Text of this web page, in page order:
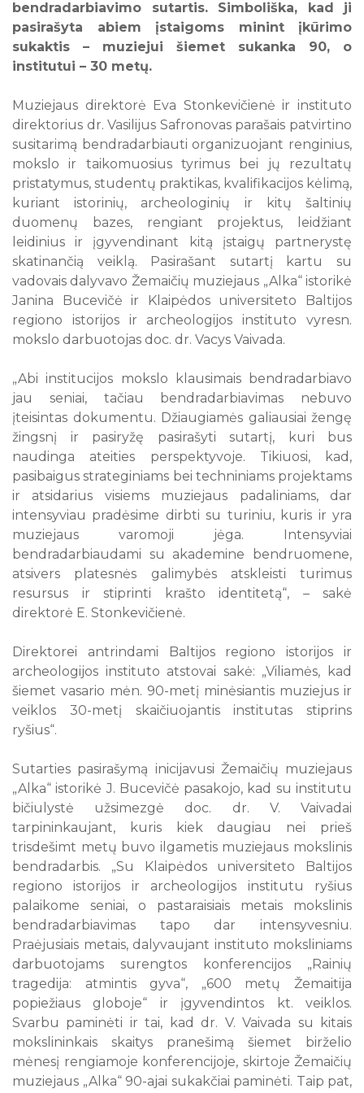
12 14 15
17 18 19 20 21 23
24 25
31
bendradarbiavimo sutartis. Simboliška, kad ji
pasirašyta abiem įstaigoms minint įkūrimo
sukaktis – muziejui šiemet sukanka 90, o
institutui – 30 metų.
Muziejaus direktorė Eva Stonkevičienė ir instituto
direktorius dr. Vasilijus Safronovas parašais patvirtino
susitarimą bendradarbiauti organizuojant renginius,
mokslo ir taikomuosius tyrimus bei jų rezultatų
pristatymus, studentų praktikas, kvalifikacijos kėlimą,
kuriant istorinių, archeologinių ir kitų šaltinių
duomenų bazes, rengiant projektus, leidžiant
leidinius ir įgyvendinant kitą įstaigų partnerystę
skatinančią veiklą. Pasirašant sutartį kartu su
vadovais dalyvavo Žemaičių muziejaus „Alka“ istorikė
Janina Bucevičė ir Klaipėdos universiteto Baltijos
regiono istorijos ir archeologijos instituto vyresn.
mokslo darbuotojas doc. dr. Vacys Vaivada.
„Abi institucijos mokslo klausimais bendradarbiavo
jau seniai, tačiau bendradarbiavimas nebuvo
įteisintas dokumentu. Džiaugiamės galiausiai žengę
žingsnį ir pasiryžę pasirašyti sutartį, kuri bus
naudinga ateities perspektyvoje. Tikiuosi, kad,
pasibaigus strateginiams bei techniniams projektams
ir atsidarius visiems muziejaus padaliniams, dar
intensyviau pradėsime dirbti su turiniu, kuris ir yra
muziejaus varomoji jėga. Intensyviai
bendradarbiaudami su akademine bendruomene,
atsivers platesnės galimybės atskleisti turimus
resursus ir stiprinti krašto identitetą“, – sakė
direktorė E. Stonkevičienė.
Direktorei antrindami Baltijos regiono istorijos ir
archeologijos instituto atstovai sakė: „Viliamės, kad
šiemet vasario mėn. 90-metį minėsiantis muziejus ir
veiklos 30-metį skaičiuojantis institutas stiprins
ryšius“.
Sutarties pasirašymą inicijavusi Žemaičių muziejaus
„Alka“ istorikė J. Bucevičė pasakojo, kad su institutu
bičiulystė užsimezgė doc. dr. V. Vaivadai
tarpininkaujant, kuris kiek daugiau nei prieš
trisdešimt metų buvo ilgametis muziejaus mokslinis
bendradarbis. „Su Klaipėdos universiteto Baltijos
regiono istorijos ir archeologijos institutu ryšius
palaikome seniai, o pastaraisiais metais mokslinis
bendradarbiavimas tapo dar intensyvesniu.
Praėjusiais metais, dalyvaujant instituto moksliniams
darbuotojams surengtos konferencijos „Rainių
tragedija: atmintis gyva“, „600 metų Žemaitija
popiežiaus globoje“ ir įgyvendintos kt. veiklos.
Svarbu paminėti ir tai, kad dr. V. Vaivada su kitais
mokslininkais skaitys pranešimą šiemet birželio
mėnesį rengiamoje konferencijoje, skirtoje Žemaičių
muziejaus „Alka“ 90-ajai sukakčiai paminėti. Taip pat,